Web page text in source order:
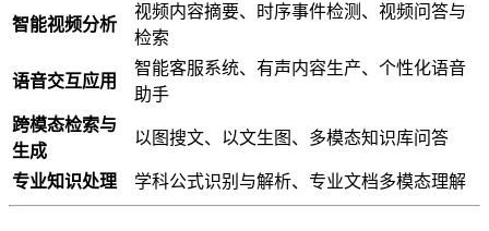
智能视频分析
视频内容摘要、时序事件检测、视频问答与
检索
语音交互应用
智能客服系统、有声内容生产、个性化语音
助手
跨模态检索与
生成
以图搜文、以文生图、多模态知识库问答
专业知识处理 学科公式识别与解析、专业文档多模态理解